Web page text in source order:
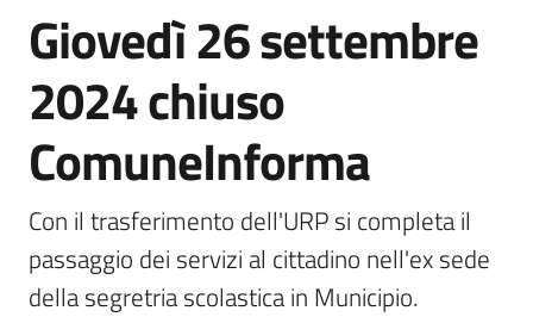
Novità
Menu selezionato
Servizi
Cavriago
Salta al contenuto
Giovedì 26 settembre
2024 chiuso
ComuneInforma
Con il trasferimento dell'URP si completa il
passaggio dei servizi al cittadino nell'ex sede
della segretria scolastica in Municipio.